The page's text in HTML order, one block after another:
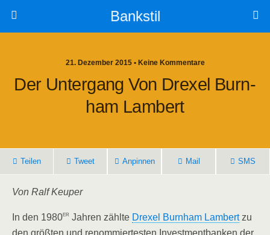
Bankstil
21. Dezember 2015 • Keine Kommentare
Der Unter­gang Von Dre­xel Burn­
Ham Lambert
Tei­len Tweet Anpin­nen Mail SMS
Von Ralf Keuper
In den 1980er Jah­ren zähl­te Dre­xel Burn­ham Lam­bertzu
den größ­ten und renom­mier­tes­ten Invest­ment­ban­ken der